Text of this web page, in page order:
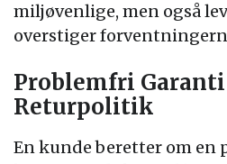
miljøvenlige, men også
overstiger
Problemfri
Returpolitik
En kunde beretter om en